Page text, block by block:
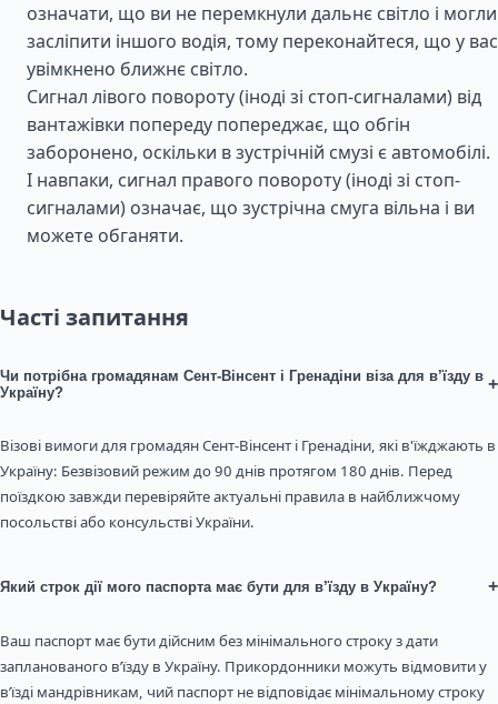
означати, що ви не перемкнули дальнє світло і могли
засліпити іншого водія, тому переконайтеся, що у вас
увімкнено ближнє світло.
Сигнал лівого повороту (іноді зі стоп-сигналами) від
вантажівки попереду попереджає, що обгін
заборонено, оскільки в зустрічній смузі є автомобілі.
І навпаки, сигнал правого повороту (іноді зі стоп-
сигналами) означає, що зустрічна смуга вільна і ви
можете обганяти.
Часті запитання
Чи потрібна громадянам Сент-Вінсент і Гренадіни віза для в’їзду в
Україну?
+
Візові вимоги для громадян Сент-Вінсент і Гренадіни, які в'їжджають в
Україну: Безвізовий режим до 90 днів протягом 180 днів. Перед
поїздкою завжди перевіряйте актуальні правила в найближчому
посольстві або консульстві України.
Який строк дії мого паспорта має бути для в’їзду в Україну? +
Ваш паспорт має бути дійсним без мінімального строку з дати
запланованого в’їзду в Україну. Прикордонники можуть відмовити у
в’їзді мандрівникам, чий паспорт не відповідає мінімальному строку